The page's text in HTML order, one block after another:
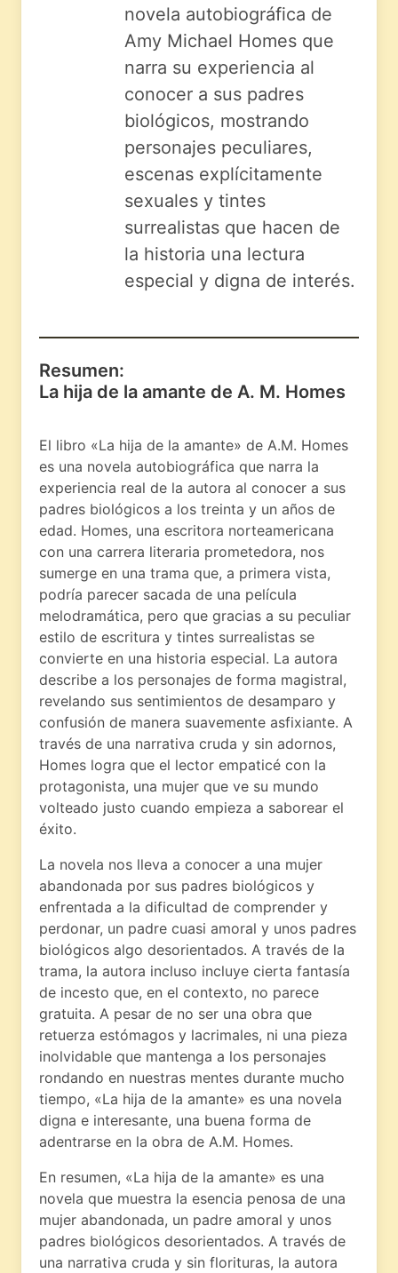
novela autobiográfica de
Amy Michael Homes que
narra su experiencia al
conocer a sus padres
biológicos, mostrando
personajes peculiares,
escenas explícitamente
sexuales y tintes
surrealistas que hacen de
la historia una lectura
especial y digna de interés.
Resumen:
La hija de la amante de A. M. Homes
El libro «La hija de la amante» de A.M. Homes
es una novela autobiográfica que narra la
experiencia real de la autora al conocer a sus
padres biológicos a los treinta y un años de
edad. Homes, una escritora norteamericana
con una carrera literaria prometedora, nos
sumerge en una trama que, a primera vista,
podría parecer sacada de una película
melodramática, pero que gracias a su peculiar
estilo de escritura y tintes surrealistas se
convierte en una historia especial. La autora
describe a los personajes de forma magistral,
revelando sus sentimientos de desamparo y
confusión de manera suavemente asfixiante. A
través de una narrativa cruda y sin adornos,
Homes logra que el lector empaticé con la
protagonista, una mujer que ve su mundo
volteado justo cuando empieza a saborear el
éxito.
La novela nos lleva a conocer a una mujer
abandonada por sus padres biológicos y
enfrentada a la dificultad de comprender y
perdonar, un padre cuasi amoral y unos padres
biológicos algo desorientados. A través de la
trama, la autora incluso incluye cierta fantasía
de incesto que, en el contexto, no parece
gratuita. A pesar de no ser una obra que
retuerza estómagos y lacrimales, ni una pieza
inolvidable que mantenga a los personajes
rondando en nuestras mentes durante mucho
tiempo, «La hija de la amante» es una novela
digna e interesante, una buena forma de
adentrarse en la obra de A.M. Homes.
En resumen, «La hija de la amante» es una
novela que muestra la esencia penosa de una
mujer abandonada, un padre amoral y unos
padres biológicos desorientados. A través de
una narrativa cruda y sin florituras, la autora